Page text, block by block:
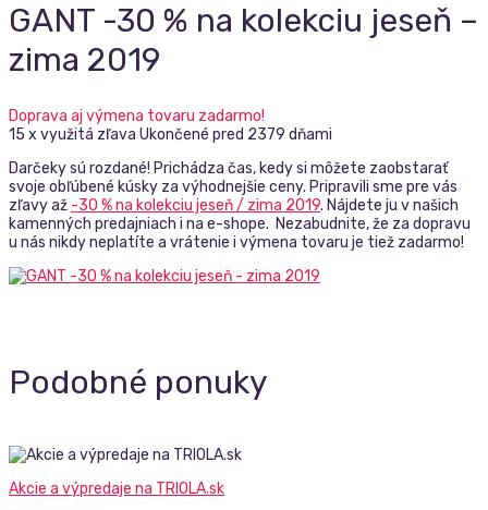
GANT -30 % na kolekciu jeseň –
zima 2019
Doprava aj výmena tovaru zadarmo!
15 x využitá zľava Ukončené pred 2379 dňami
Darčeky sú rozdané! Prichádza čas, kedy si môžete zaobstarať
svoje obľúbené kúsky za výhodnejšie ceny. Pripravili sme pre vás
zľavy až -30 % na kolekciu jeseň / zima 2019. Nájdete ju v našich
kamenných predajniach i na e-shope. Nezabudnite, že za dopravu
u nás nikdy neplatíte a vrátenie i výmena tovaru je tiež zadarmo!
Podobné ponuky
Akcie a výpredaje na TRIOLA.sk